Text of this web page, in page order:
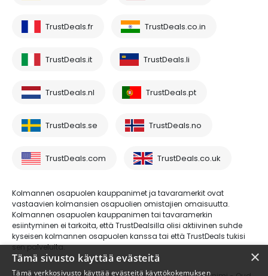
TrustDeals.fr TrustDeals.co.in
TrustDeals.it TrustDeals.li
TrustDeals.nl TrustDeals.pt
TrustDeals.se TrustDeals.no
TrustDeals.com TrustDeals.co.uk
Kolmannen osapuolen kauppanimet ja tavaramerkit ovat
vastaavien kolmansien osapuolien omistajien omaisuutta.
Kolmannen osapuolen kauppanimen tai tavaramerkin
esiintyminen ei tarkoita, että TrustDealsilla olisi aktiivinen suhde
kyseisen kolmannen osapuolen kanssa tai että TrustDeals tukisi
sen palveluita.
×
Tämä sivusto käyttää evästeitä
Tämä verkkosivusto käyttää evästeitä käyttökokemuksen